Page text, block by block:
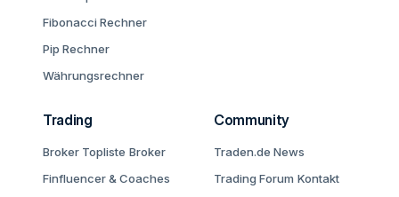
Fibonacci Rechner
Pip Rechner
Währungsrechner
Trading
Broker Topliste Broker
Finfluencer & Coaches
Community
Traden.de News
Trading Forum Kontakt